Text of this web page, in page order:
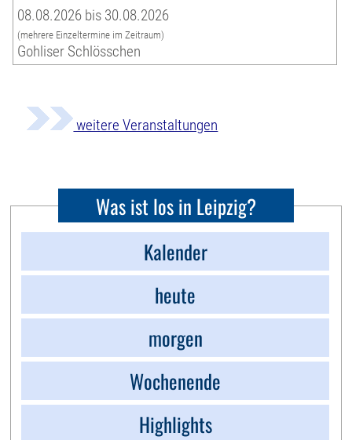
08.08.2026 bis 30.08.2026
(mehrere Einzeltermine im Zeitraum)
Gohliser Schlösschen
weitere Veranstaltungen
Was ist los in Leipzig?
Kalender
heute
morgen
Wochenende
Highlights